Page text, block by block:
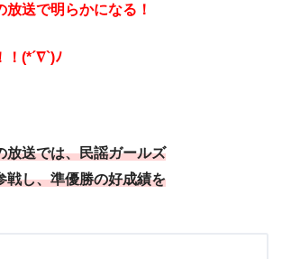
放送で明らかになる！
！(*´∇`)ﾉ
放送では、民謡ガールズ
戦し、準優勝の好成績を